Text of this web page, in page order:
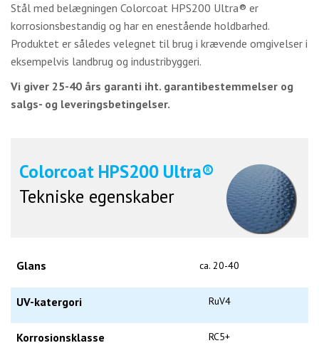
Stål med belægningen Colorcoat HPS200 Ultra® er
korrosionsbestandig og har en enestående holdbarhed.
Produktet er således velegnet til brug i krævende omgivelser i
eksempelvis landbrug og industribyggeri.
Vi giver 25-40 års garanti iht. garantibestemmelser og
salgs- og leveringsbetingelser.
Colorcoat HPS200 Ultra®
Tekniske egenskaber
Glans ca. 20-40
UV-katergori RuV4
Korrosionsklasse RC5+